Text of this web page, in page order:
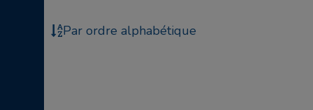
Par ordre alphabétique